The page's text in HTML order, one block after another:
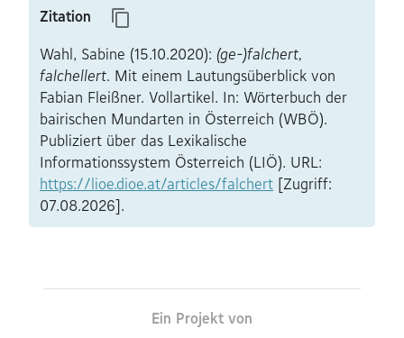
Zitation
Wahl, Sabine (15.10.2020): (ge-)falchert,
falchellert. Mit einem Lautungsüberblick von
Fabian Fleißner. Vollartikel. In: Wörterbuch der
bairischen Mundarten in Österreich (WBÖ).
Publiziert über das Lexikalische
Informationssystem Österreich (LIÖ). URL:
https://lioe.dioe.at/articles/falchert [Zugriff:
07.08.2026].
Ein Projekt von